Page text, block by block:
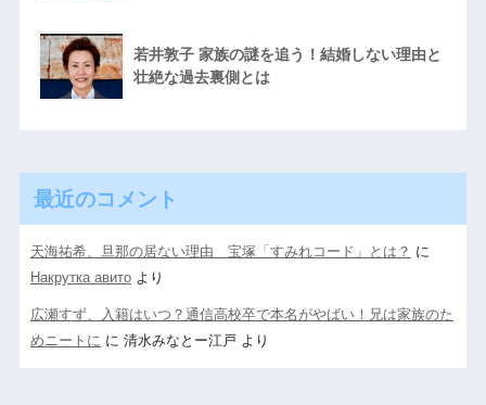
若井敦子 家族の謎を追う！結婚しない理由と
壮絶な過去裏側とは
最近のコメント
天海祐希、旦那の居ない理由 宝塚「すみれコード」とは？ に
Накрутка авитоより
広瀬すず、入籍はいつ？通信高校卒で本名がやばい！兄は家族のた
めニートに に 清水みなとー江戸 より